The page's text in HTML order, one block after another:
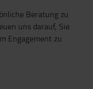
Beratung zu
uns darauf, Sie
Engagement zu